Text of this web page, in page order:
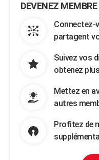
DEVENEZ
Connectez-
partagent
Suivez vos
obtenez
Mettez en
autres
Profitez de